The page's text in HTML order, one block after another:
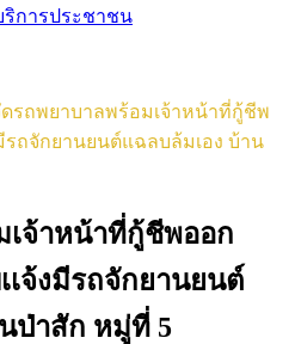
ริการประชาชน
ดรถพยาบาลพร้อมเจ้าหน้าที่กู้ชีพ
รถจักยานยนต์แฉลบล้มเอง บ้าน
จ้าหน้าที่กู้ชีพออก
เจ้งมีรถจักยานยนต์
ป่าสัก หมู่ที่ 5